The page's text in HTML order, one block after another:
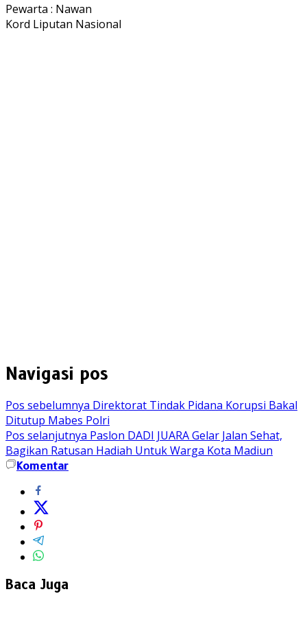
Pewarta : Nawan
Kord Liputan Nasional
Navigasi pos
Pos sebelumnya Direktorat Tindak Pidana Korupsi Bakal
Ditutup Mabes Polri
Pos selanjutnya Paslon DADI JUARA Gelar Jalan Sehat,
Bagikan Ratusan Hadiah Untuk Warga Kota Madiun
Komentar
Baca Juga